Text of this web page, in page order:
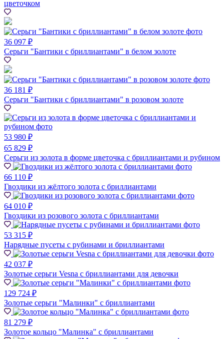
цветочком
36 097 ₽
Серьги "Бантики с бриллиантами" в белом золоте
36 181 ₽
Серьги "Бантики с бриллиантами" в розовом золоте
53 980 ₽
65 829 ₽
Серьги из золота в форме цветочка с бриллиантами и рубином
66 110 ₽
Гвоздики из жёлтого золота с бриллиантами
64 010 ₽
Гвоздики из розового золота с бриллиантами
53 315 ₽
Нарядные пусеты с рубинами и бриллиантами
42 037 ₽
Золотые серьги Vesna с бриллиантами для девочки
129 724 ₽
Золотые серьги "Малинки" с бриллиантами
81 279 ₽
Золотое кольцо "Малинка" с бриллиантами